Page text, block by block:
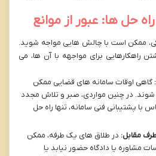
حل ها: عبور از موانع
ممکن است با چالش هایی مواجه شوید.
راهکارهایی برای مواجهه با آن ها، می
گاهی اوقات سامانه های قضایی ممکن
شوند. در چنین مواردی، صبر و تلاش مجدد
با پشتیبانی فنی سامانه، تنها راه حل
مقابل: در طلاق های یک طرفه، ممکن
مشاوره یا دادگاه حضور نیابد یا